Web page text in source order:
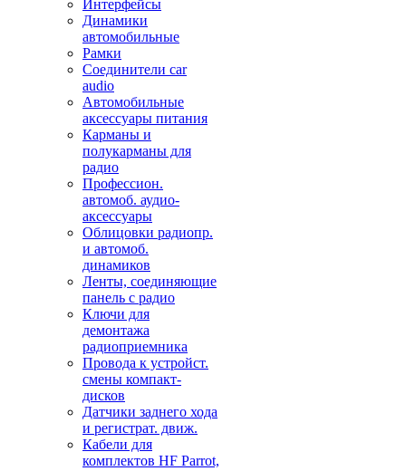
Интерфейсы
Динамики
автомобильные
Рамки
Соединители car
audio
Автомобильные
аксессуары питания
Карманы и
полукарманы для
радио
Профессион.
автомоб. аудио-
аксессуары
Облицовки радиопр.
и автомоб.
динамиков
Ленты, соединяющие
панель с радио
Ключи для
демонтажа
радиоприемника
Провода к устройст.
смены компакт-
дисков
Датчики заднего хода
и регистрат. движ.
Кабели для
комплектов HF Parrot,